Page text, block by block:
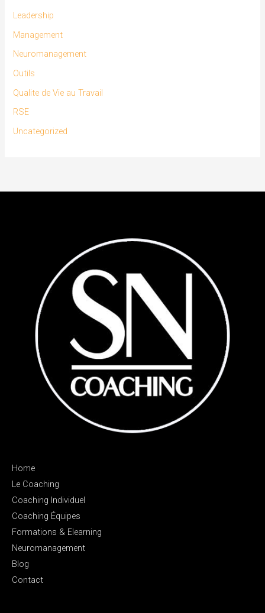
Leadership
Management
Neuromanagement
Outils
Qualite de Vie au Travail
RSE
Uncategorized
Home
Le Coaching
Coaching Individuel
Coaching Équipes
Formations & Elearning
Neuromanagement
Blog
Contact